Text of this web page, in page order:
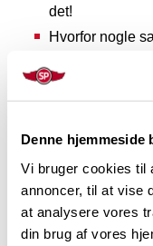
Denne hjemmeside
Vi bruger cookies til
annoncer, til at vise
at analysere vores
din brug af vores
det!
Hvorfor nogle
Hvilke mentale
og travl hverdag
tak"!
Hvordan du
Hvordan du
motivation til